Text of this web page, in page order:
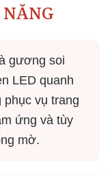
gương soi
LED quanh
vụ trang
ứng và tùy
mờ.